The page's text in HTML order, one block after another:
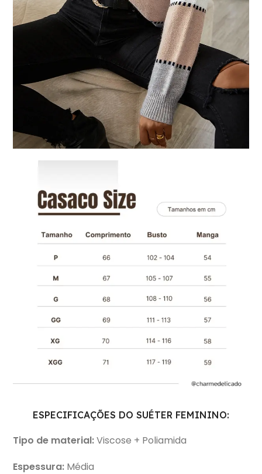
ESPECIFICAÇÕES DO SUÉTER FEMININO:
Tipo de material:Viscose + Poliamida
Espessura: Média